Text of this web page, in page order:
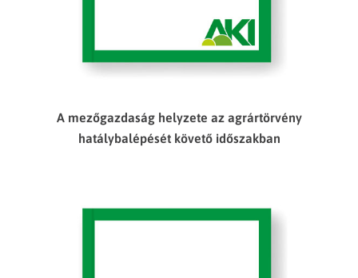
A mezőgazdaság helyzete az agrártörvény
hatálybalépését követő időszakban